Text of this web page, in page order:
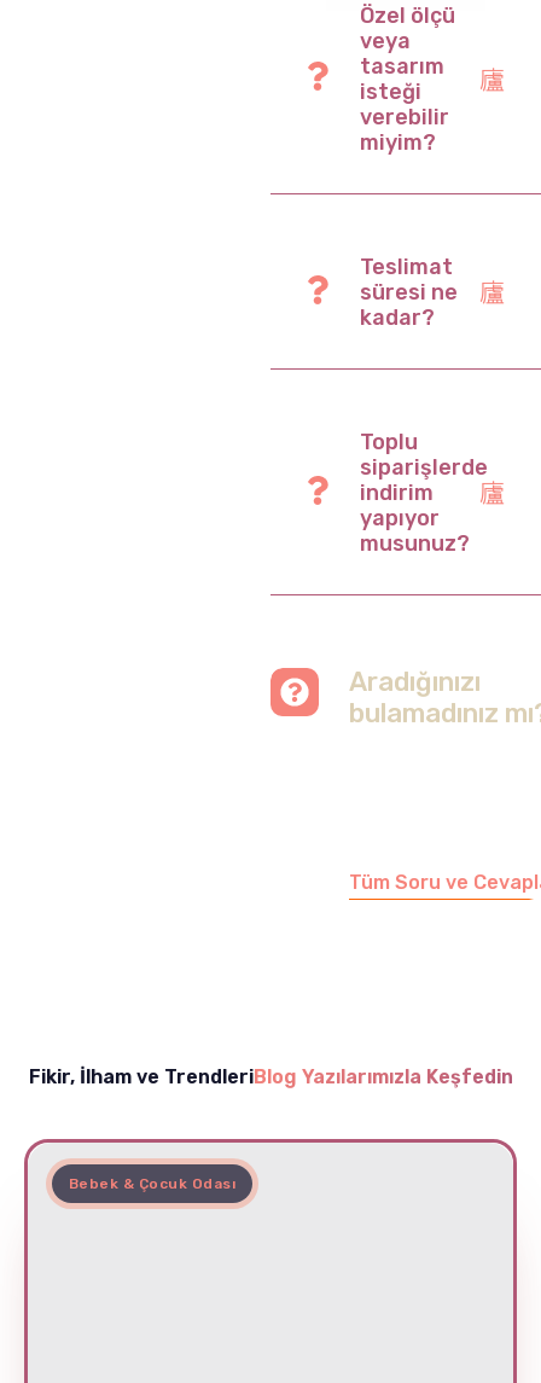
Özel ölçü
veya
tasarım
isteği
verebilir
miyim?
Teslimat
süresi ne
kadar?
Toplu
siparişlerde
indirim
yapıyor
musunuz?
Aradığınızı
bulamadınız
Tüm Soru ve
Fikir, İlham ve TrendleriBlog Yazılarımızla Keşfedin
Bebek & Çocuk Odası